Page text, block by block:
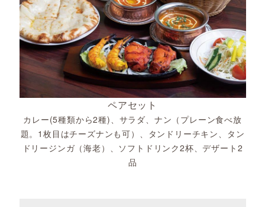
ペアセット
カレー(5種類から2種)、サラダ、ナン（プレーン食べ放
題。1枚目はチーズナンも可）、タンドリーチキン、タン
ドリージンガ（海老）、ソフトドリンク2杯、デザート2
品